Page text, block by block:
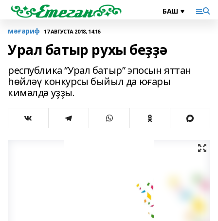
мәғариф 17 АВГУСТА 2018, 14:16
Урал батыр рухы беҙҙә
республика “Урал батыр” эпосын яттан
һөйләү конкурсы быйыл да юғары
кимәлдә уҙҙы.